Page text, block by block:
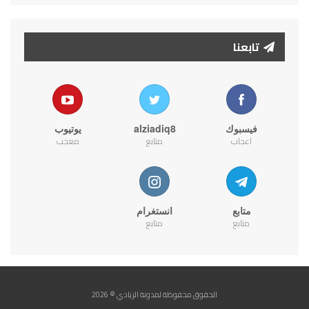
تابعنا
فيسبوك
اعجاب
alziadiq8
متابع
يوتيوب
معجب
متابع
متابع
انستغرام
متابع
الحقوق محفوظة لمدونة الزيادي © 2026